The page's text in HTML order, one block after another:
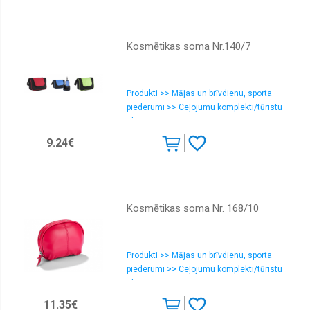
Kosmētikas soma Nr.140/7
Produkti >> Mājas un brīvdienu, sporta
piederumi >> Ceļojumu komplekti/tūristu
9.24€
Kosmētikas soma Nr. 168/10
Produkti >> Mājas un brīvdienu, sporta
piederumi >> Ceļojumu komplekti/tūristu
11.35€